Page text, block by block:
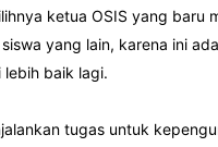
ketua OSIS yang baru
yang lain, karena ini
lebih baik lagi.
tugas untuk